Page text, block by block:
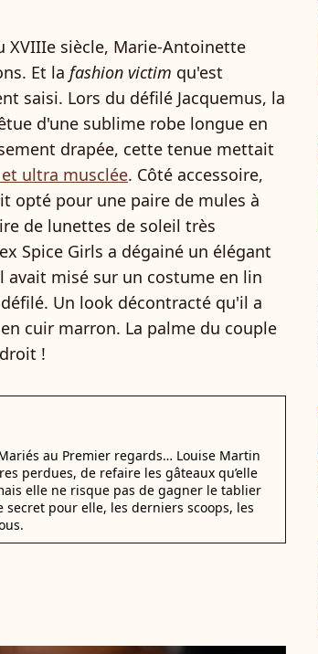
XVIIIe siècle, Marie-Antoinette
Et la fashion victim qu'est
saisi. Lors du défilé Jacquemus, la
d'une sublime robe longue en
drapée, cette tenue mettait
ultra musclée. Côté accessoire,
opté pour une paire de mules à
de lunettes de soleil très
Spice Girls a dégainé un élégant
misé sur un costume en lin
Un look décontracté qu'il a
cuir marron. La palme du couple
!
au Premier regards… Louise Martin
perdues, de refaire les gâteaux qu’elle
elle ne risque pas de gagner le tablier
secret pour elle, les derniers scoops, les